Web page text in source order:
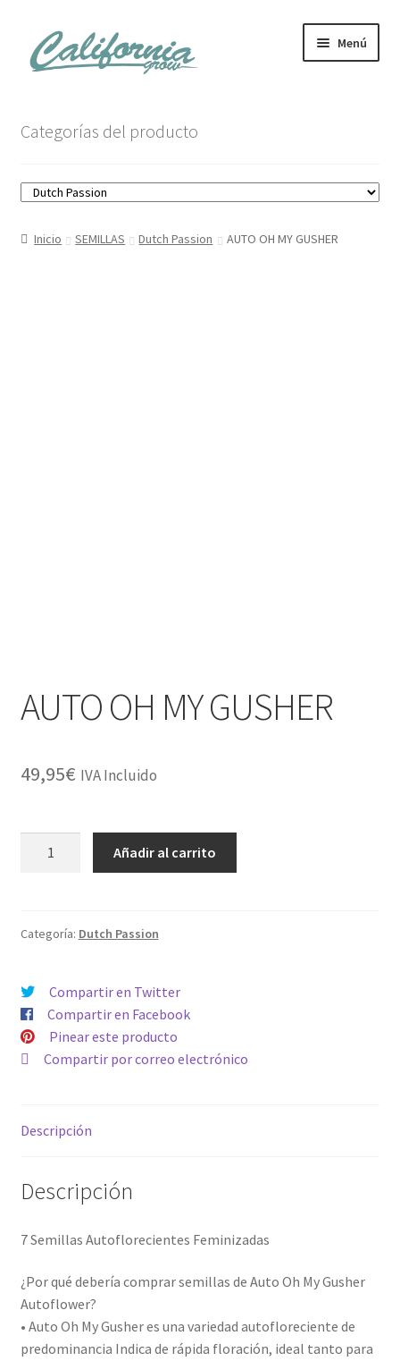
al
contenido
Menú
Carrito
Mi cuenta
Categorías del producto
Inicio SEMILLAS Dutch Passion AUTO OH MY GUSHER
AUTO OH MY GUSHER
49,95€ IVA Incluido
cantidad
Añadir al carrito
Categoría: Dutch Passion
Compartir en Twitter
Compartir en Facebook
Pinear este producto
Compartir por correo electrónico
Descripción
Descripción
7 Semillas Autoflorecientes Feminizadas
¿Por qué debería comprar semillas de Auto Oh My Gusher
Autoflower?
• Auto Oh My Gusher es una variedad autofloreciente de
predominancia Indica de rápida floración, ideal tanto para